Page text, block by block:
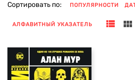
Сортировать по: ПОПУЛЯРНОСТИ
АЛФАВИТНЫЙ УКАЗАТЕЛЬ